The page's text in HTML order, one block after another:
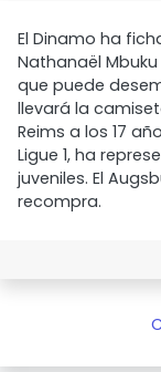
El Dinamo ha
Nathanaël
que puede
llevará la
Reims a los 17
Ligue 1, ha
juveniles. El
recompra.